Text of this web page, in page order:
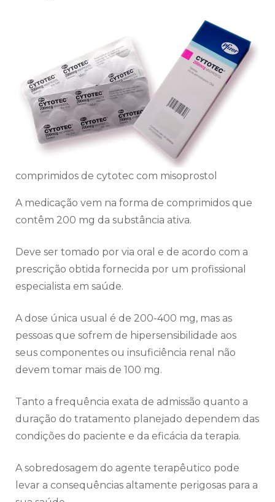
comprimidos de cytotec com misoprostol
A medicação vem na forma de comprimidos que
contêm 200 mg da substância ativa.
Deve ser tomado por via oral e de acordo com a
prescrição obtida fornecida por um profissional
especialista em saúde.
A dose única usual é de 200-400 mg, mas as
pessoas que sofrem de hipersensibilidade aos
seus componentes ou insuficiência renal não
devem tomar mais de 100 mg.
Tanto a frequência exata de admissão quanto a
duração do tratamento planejado dependem das
condições do paciente e da eficácia da terapia.
A sobredosagem do agente terapêutico pode
levar a consequências altamente perigosas para a